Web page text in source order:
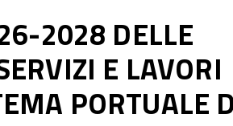
2028 DELLE
E LAVORI
PORTUALE